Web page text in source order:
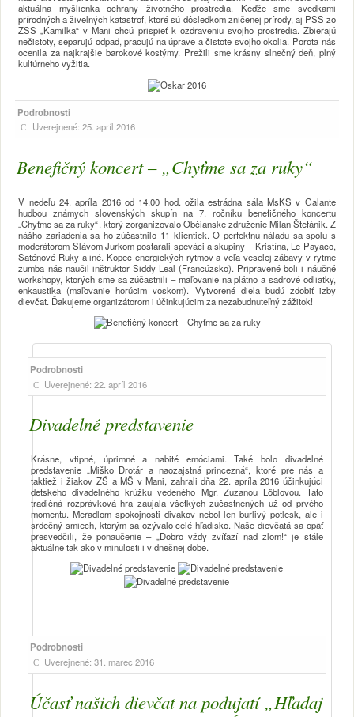
aktuálna myšlienka ochrany životného prostredia. Keďže sme svedkami
prírodných a živelných katastrof, ktoré sú dôsledkom zničenej prírody, aj PSS zo
ZSS „Kamilka“ v Mani chcú prispieť k ozdraveniu svojho prostredia. Zbierajú
nečistoty, separujú odpad, pracujú na úprave a čistote svojho okolia. Porota nás
ocenila za najkrajšie barokové kostýmy. Prežili sme krásny slnečný deň, plný
kultúrneho vyžitia.
Podrobnosti
Uverejnené: 25. apríl 2016
Benefičný koncert – „Chyťme sa za ruky“
V nedeľu 24. apríla 2016 od 14.00 hod. ožila estrádna sála MsKS v Galante
hudbou známych slovenských skupín na 7. ročníku benefičného koncertu
„Chyťme sa za ruky“, ktorý zorganizovalo Občianske združenie Milan Štefánik. Z
nášho zariadenia sa ho zúčastnilo 11 klientiek. O perfektnú náladu sa spolu s
moderátorom Slávom Jurkom postarali speváci a skupiny – Kristína, Le Payaco,
Saténové Ruky a iné. Kopec energických rytmov a veľa veselej zábavy v rytme
zumba nás naučil inštruktor Siddy Leal (Francúzsko). Pripravené boli i náučné
workshopy, ktorých sme sa zúčastnili – maľovanie na plátno a sadrové odliatky,
enkaustika (maľovanie horúcim voskom). Vytvorené diela budú zdobiť izby
dievčat. Ďakujeme organizátorom i účinkujúcim za nezabudnuteľný zážitok!
Podrobnosti
Uverejnené: 22. apríl 2016
Divadelné predstavenie
Krásne, vtipné, úprimné a nabité emóciami. Také bolo divadelné
predstavenie „Miško Drotár a naozajstná princezná“, ktoré pre nás a
taktiež i žiakov ZŠ a MŠ v Mani, zahrali dňa 22. apríla 2016 účinkujúci
detského divadelného krúžku vedeného Mgr. Zuzanou Löblovou. Táto
tradičná rozprávková hra zaujala všetkých zúčastnených už od prvého
momentu. Meradlom spokojnosti divákov nebol len búrlivý potlesk, ale i
srdečný smiech, ktorým sa ozývalo celé hľadisko. Naše dievčatá sa opäť
presvedčili, že ponaučenie – „Dobro vždy zvíťazí nad zlom!“ je stále
aktuálne tak ako v minulosti i v dnešnej dobe.
Podrobnosti
Uverejnené: 31. marec 2016
Účasť našich dievčat na podujatí „Hľadaj